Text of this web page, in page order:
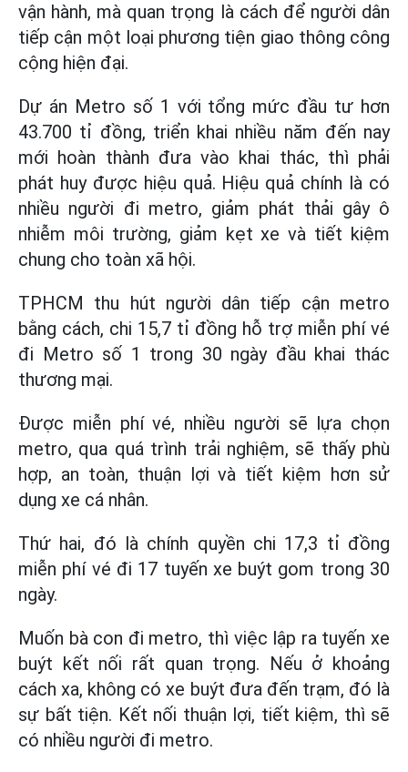
vận hành, mà quan trọng là cách để người dân
tiếp cận một loại phương tiện giao thông công
cộng hiện đại.
Dự án Metro số 1 với tổng mức đầu tư hơn
43.700 tỉ đồng, triển khai nhiều năm đến nay
mới hoàn thành đưa vào khai thác, thì phải
phát huy được hiệu quả. Hiệu quả chính là có
nhiều người đi metro, giảm phát thải gây ô
nhiễm môi trường, giảm kẹt xe và tiết kiệm
chung cho toàn xã hội.
TPHCM thu hút người dân tiếp cận metro
bằng cách, chi 15,7 tỉ đồng hỗ trợ miễn phí vé
đi Metro số 1 trong 30 ngày đầu khai thác
thương mại.
Được miễn phí vé, nhiều người sẽ lựa chọn
metro, qua quá trình trải nghiệm, sẽ thấy phù
hợp, an toàn, thuận lợi và tiết kiệm hơn sử
dụng xe cá nhân.
Thứ hai, đó là chính quyền chi 17,3 tỉ đồng
miễn phí vé đi 17 tuyến xe buýt gom trong 30
ngày.
Muốn bà con đi metro, thì việc lập ra tuyến xe
buýt kết nối rất quan trọng. Nếu ở khoảng
cách xa, không có xe buýt đưa đến trạm, đó là
sự bất tiện. Kết nối thuận lợi, tiết kiệm, thì sẽ
có nhiều người đi metro.